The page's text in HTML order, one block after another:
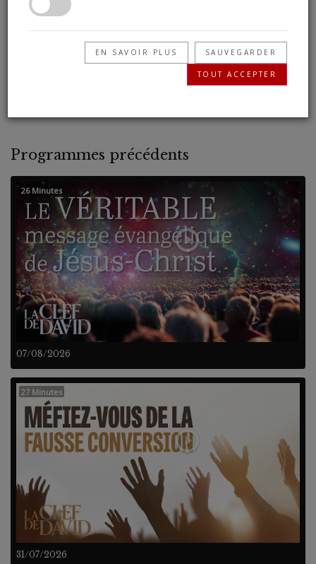
dans la prophétie
biblique
Programmes précédents
07/08/2026
26 Minutes
31/07/2026
27 Minutes
EN SAVOIR PLUS SAUVEGARDER
TOUT ACCEPTER